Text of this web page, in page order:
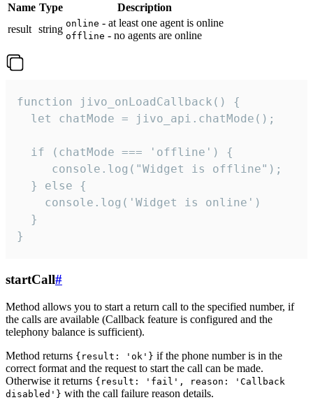
Name Type
Description
result string online - at least one agent is online
offline - no agents are online
function jivo_onLoadCallback() {
  let chatMode = jivo_api.chatMode();
  if (chatMode === 'offline') {
     console.log("Widget is offline");
  } else {
    console.log('Widget is online')
  }
}
startCall#
Method allows you to start a return call to the specified number, if
the calls are available (Callback feature is configured and the
telephony balance is sufficient).
Method returns {result: 'ok'} if the phone number is in the
correct format and the request to start the call can be made.
Otherwise it returns {result: 'fail', reason: 'Callback
disabled'} with the call failure reason details.